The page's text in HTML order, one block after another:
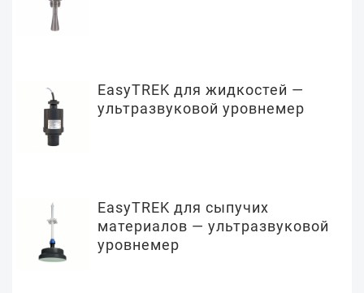
EasyTREK для жидкостей —
ультразвуковой уровнемер
EasyTREK для сыпучих
материалов — ультразвуковой
уровнемер